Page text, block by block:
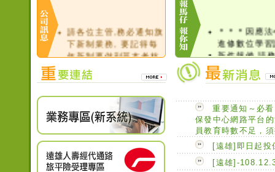
請各位主管,務必通知旗
下新制業務, 要記得每
年新制要做到基本考核
＊＊＊因應
進修數位學
新件報備,請
重要通知～必
保發中心網路平台
員教育時數不足，
[遠雄]即日起投
[遠雄]-